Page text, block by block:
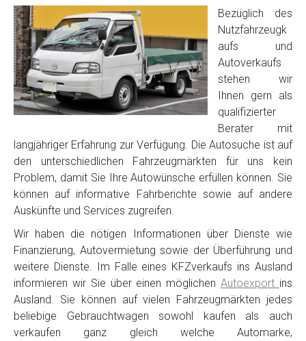
Bezüglich des
Nutzfahrzeugk
aufs und
Autoverkaufs
stehen wir
Ihnen gern als
qualifizierter
Berater mit
langjähriger Erfahrung zur Verfügung. Die Autosuche ist auf
den unterschiedlichen Fahrzeugmärkten für uns kein
Problem, damit Sie Ihre Autowünsche erfüllen können. Sie
können auf informative Fahrberichte sowie auf andere
Auskünfte und Services zugreifen.
Wir haben die nötigen Informationen über Dienste wie
Finanzierung, Autovermietung sowie der Überführung und
weitere Dienste. Im Falle eines KFZverkaufs ins Ausland
informieren wir Sie über einen möglichenAutoexport ins
Ausland. Sie können auf vielen Fahrzeugmärkten jedes
beliebige Gebrauchtwagen sowohl kaufen als auch
verkaufen ganz gleich welche Automarke,